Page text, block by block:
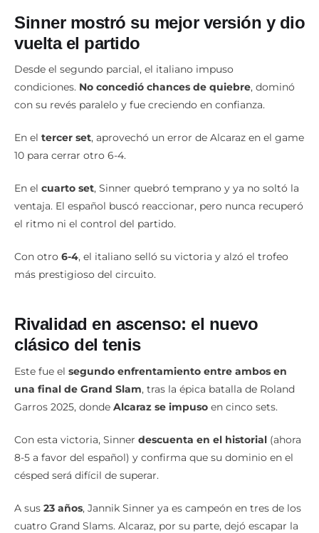
Sinner mostró su mejor versión y dio
vuelta el partido
Desde el segundo parcial, el italiano impuso
condiciones. No concedió chances de quiebre, dominó
con su revés paralelo y fue creciendo en confianza.
En el tercer set, aprovechó un error de Alcaraz en el game
10 para cerrar otro 6-4.
En el cuarto set, Sinner quebró temprano y ya no soltó la
ventaja. El español buscó reaccionar, pero nunca recuperó
el ritmo ni el control del partido.
Con otro 6-4, el italiano selló su victoria y alzó el trofeo
más prestigioso del circuito.
Rivalidad en ascenso: el nuevo
clásico del tenis
Este fue el segundo enfrentamiento entre ambos en
una final de Grand Slam, tras la épica batalla de Roland
Garros 2025, donde Alcaraz se impuso en cinco sets.
Con esta victoria, Sinner descuenta en el historial (ahora
8-5 a favor del español) y confirma que su dominio en el
césped será difícil de superar.
A sus 23 años, Jannik Sinner ya es campeón en tres de los
cuatro Grand Slams. Alcaraz, por su parte, dejó escapar la